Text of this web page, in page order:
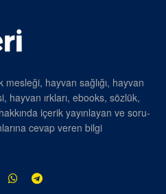
mesleği, hayvan sağlığı, hayvan
hayvan ırkları, ebooks, sözlük,
içerik yayınlayan ve soru-
cevap veren bilgi